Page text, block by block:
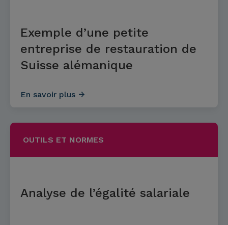
Exemple d’une petite
entreprise de restauration de
Suisse alémanique
En savoir plus
OUTILS ET NORMES
Analyse de l’égalité salariale